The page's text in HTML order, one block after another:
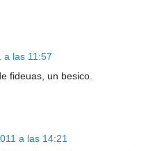
a las 11:57
fideuas, un besico.
a las 14:21